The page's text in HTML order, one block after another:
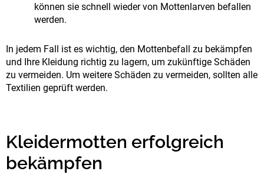
können sie schnell wieder von Mottenlarven befallen
werden.
In jedem Fall ist es wichtig, den Mottenbefall zu bekämpfen
und Ihre Kleidung richtig zu lagern, um zukünftige Schäden
zu vermeiden. Um weitere Schäden zu vermeiden, sollten alle
Textilien geprüft werden.
Kleidermotten erfolgreich
bekämpfen